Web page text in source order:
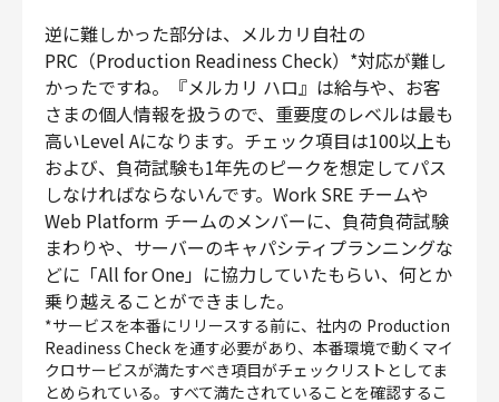
逆に難しかった部分は、メルカリ自社の
PRC（Production Readiness Check）*対応が難し
かったですね。『メルカリ ハロ』は給与や、お客
さまの個人情報を扱うので、重要度のレベルは最も
高いLevel Aになります。チェック項目は1️00以上も
および、負荷試験も1年先のピークを想定してパス
しなければならないんです。Work SRE チームや
Web Platform チームのメンバーに、負荷負荷試験
まわりや、サーバーのキャパシティプランニングな
どに「All for One」に協力していたもらい、何とか
乗り越えることができました。
*サービスを本番にリリースする前に、社内の Production
Readiness Check を通す必要があり、本番環境で動くマイ
クロサービスが満たすべき項目がチェックリストとしてま
とめられている。すべて満たされていることを確認するこ